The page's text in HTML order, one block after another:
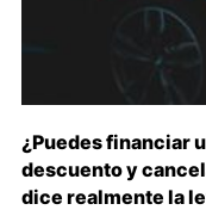
¿Puedes financiar
descuento y
dice realmente la